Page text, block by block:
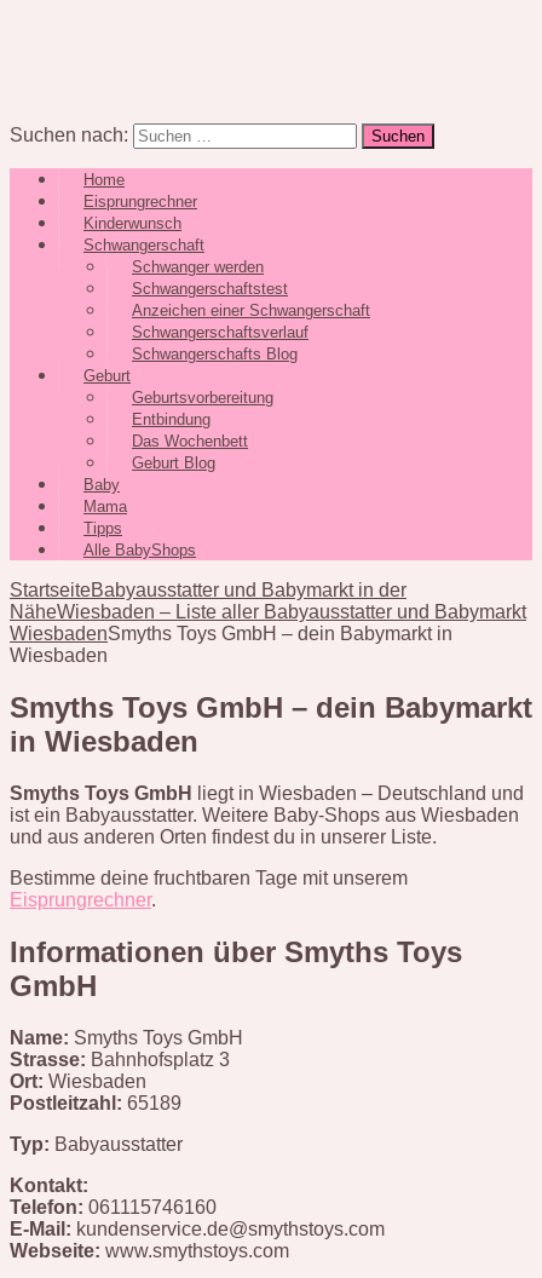
Suchen nach:
Home
Eisprungrechner
Kinderwunsch
Schwangerschaft
Schwanger werden
Schwangerschaftstest
Anzeichen einer Schwangerschaft
Schwangerschaftsverlauf
Schwangerschafts Blog
Geburt
Geburtsvorbereitung
Entbindung
Das Wochenbett
Geburt Blog
Baby
Mama
Tipps
Alle BabyShops
StartseiteBabyausstatter und Babymarkt in der
NäheWiesbaden – Liste aller Babyausstatter und Babymarkt
WiesbadenSmyths Toys GmbH – dein Babymarkt in
Wiesbaden
Smyths Toys GmbH – dein Babymarkt
in Wiesbaden
Smyths Toys GmbH
liegt in Wiesbaden – Deutschland und
ist ein Babyausstatter. Weitere Baby-Shops aus Wiesbaden
und aus anderen Orten findest du in unserer Liste.
Bestimme deine fruchtbaren Tage mit unserem
Eisprungrechner.
Informationen über Smyths Toys
GmbH
Name: Smyths Toys GmbH
Strasse: Bahnhofsplatz 3
Ort: Wiesbaden
Postleitzahl: 65189
Typ: Babyausstatter
Kontakt:
Telefon: 061115746160
E-Mail: kundenservice.de@smythstoys.com
Webseite: www.smythstoys.com